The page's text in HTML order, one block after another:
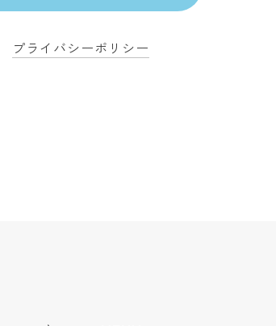
プライバシーポリシー